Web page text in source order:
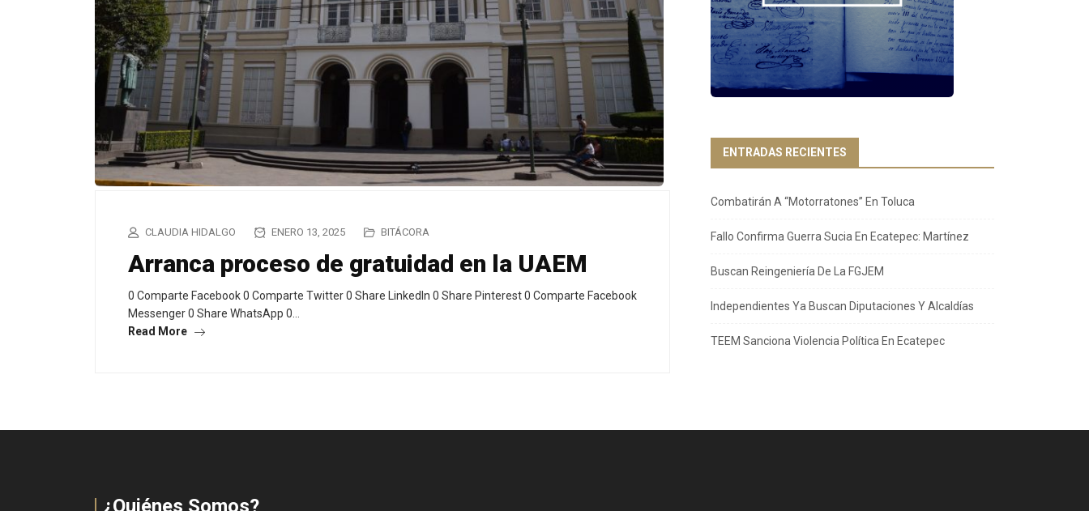
CLAUDIA HIDALGO ENERO 13, 2025 BITÁCORA
Arranca proceso de gratuidad en la UAEM
0 Comparte Facebook 0 Comparte Twitter 0 Share LinkedIn 0 Share Pinterest 0 Comparte Facebook
Messenger 0 Share WhatsApp 0…
Read More
ENTRADAS RECIENTES
Combatirán A “Motorratones” En Toluca
Fallo Confirma Guerra Sucia En Ecatepec: Martínez
Buscan Reingeniería De La FGJEM
Independientes Ya Buscan Diputaciones Y Alcaldías
TEEM Sanciona Violencia Política En Ecatepec
¿Quiénes Somos?